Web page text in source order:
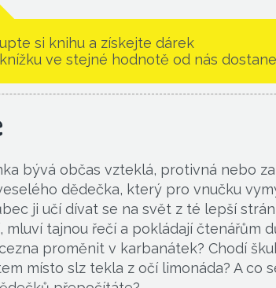
si knihu a získejte dárek
ve stejné hodnotě od nás
bývá občas vzteklá, protivná nebo
dědečka, který pro vnučku
ji učí dívat se na svět z té lepší
mluví tajnou řečí a pokládají čtenářům
proměnit v karbanátek? Chodí
místo slz tekla z očí limonáda? A co